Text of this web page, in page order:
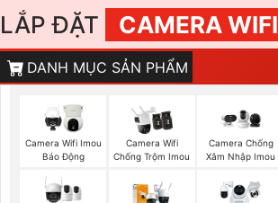
LẮP ĐẶT CAMERA WIFI
DANH MỤC SẢN PHẨM
Camera Wifi Imou
Báo Động
Camera Wifi
Chống Trộm Imou
Camera Chống
Xâm Nhập Imou